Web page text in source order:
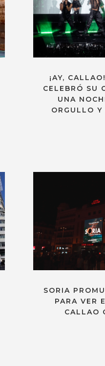
¡AY,
CELEBRÓ SU
UNA
ORGULLO Y
SORIA
PARA VER
CALLAO